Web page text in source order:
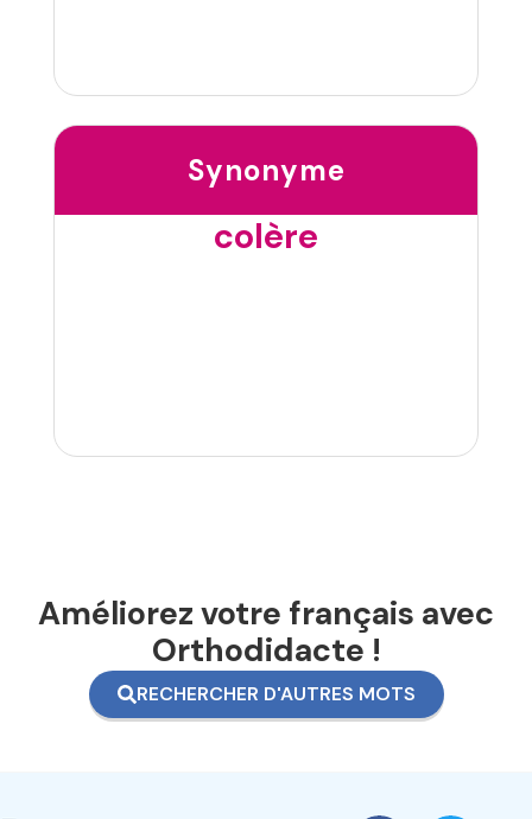
Synonyme
colère
Améliorez votre français avec
Orthodidacte !
RECHERCHER D'AUTRES MOTS